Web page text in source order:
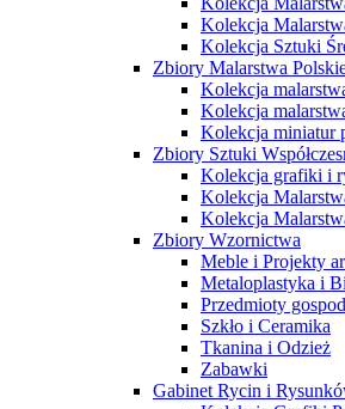
Kolekcja
Kolekcja Sztuki
Zbiory Malarstwa
Kolekcja
Kolekcja
Kolekcja miniatur
Zbiory Sztuki
Kolekcja grafiki i
Kolekcja
Kolekcja
Zbiory Wzornictwa
Meble i Projekty
Metaloplastyka i
Przedmioty
Szkło i Ceramika
Tkanina i Odzież
Zabawki
Gabinet Rycin i